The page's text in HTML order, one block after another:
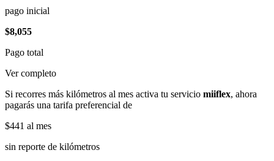
pago inicial
$8,055
Pago total
Ver completo
Si recorres más kilómetros al mes activa tu servicio miiflex, ahora
pagarás una tarifa preferencial de
$441 al mes
sin reporte de kilómetros